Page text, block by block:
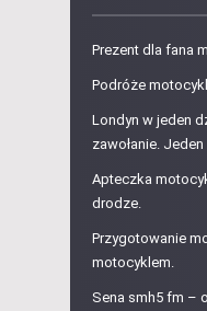
Prezent dla fana
Podróże
Londyn w jeden
zawołanie.
Apteczka
drodze.
Przygotowanie
motocyklem.
Sena smh5 fm –